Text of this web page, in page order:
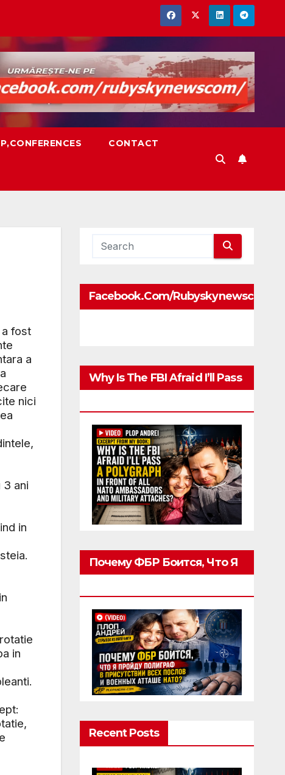
CONTACT
fost
a
nici
ani
in
in
Facebook.com/rubyskynewscom
Why Is The FBI Afraid I’ll Pass
Почему ФБР Боится, Что Я
Recent Posts